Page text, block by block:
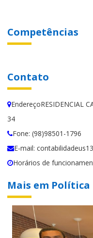
Competências
Contato
EndereçoRESIDENCIAL
34
Fone: (98)98501-1796
E-mail:
Horários de
Mais em Política